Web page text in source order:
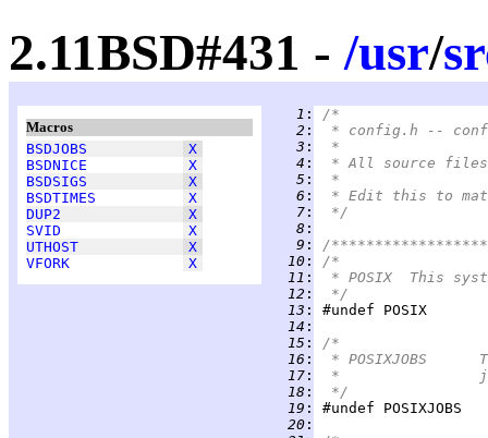
2.11BSD#431 -/usr/
Macros
BSDJOBS
X
BSDNICE
X
BSDSIGS
X
BSDTIMES
X
DUP2
X
SVID
X
UTHOST
X
VFORK
X
   1
:
/*
   2
:
* config.h --
   3
:
*
   4
:
* All source files
   5
:
*
   6
:
* Edit this to
   7
:
*/
   8
:
   9
:
/******************
  10
:
/*
  11
:
* POSIX
  12
:
*/
  13
:
  14
:
  15
:
/*
  16
:
  17
:
  18
:
*/
  19
:
  20
: